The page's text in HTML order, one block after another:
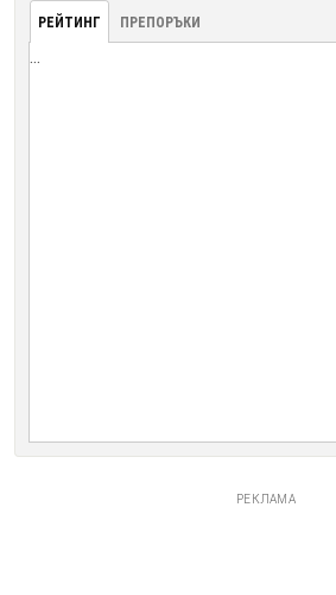
РЕЙТИНГ ПРЕПОРЪКИ
...
РЕКЛАМА